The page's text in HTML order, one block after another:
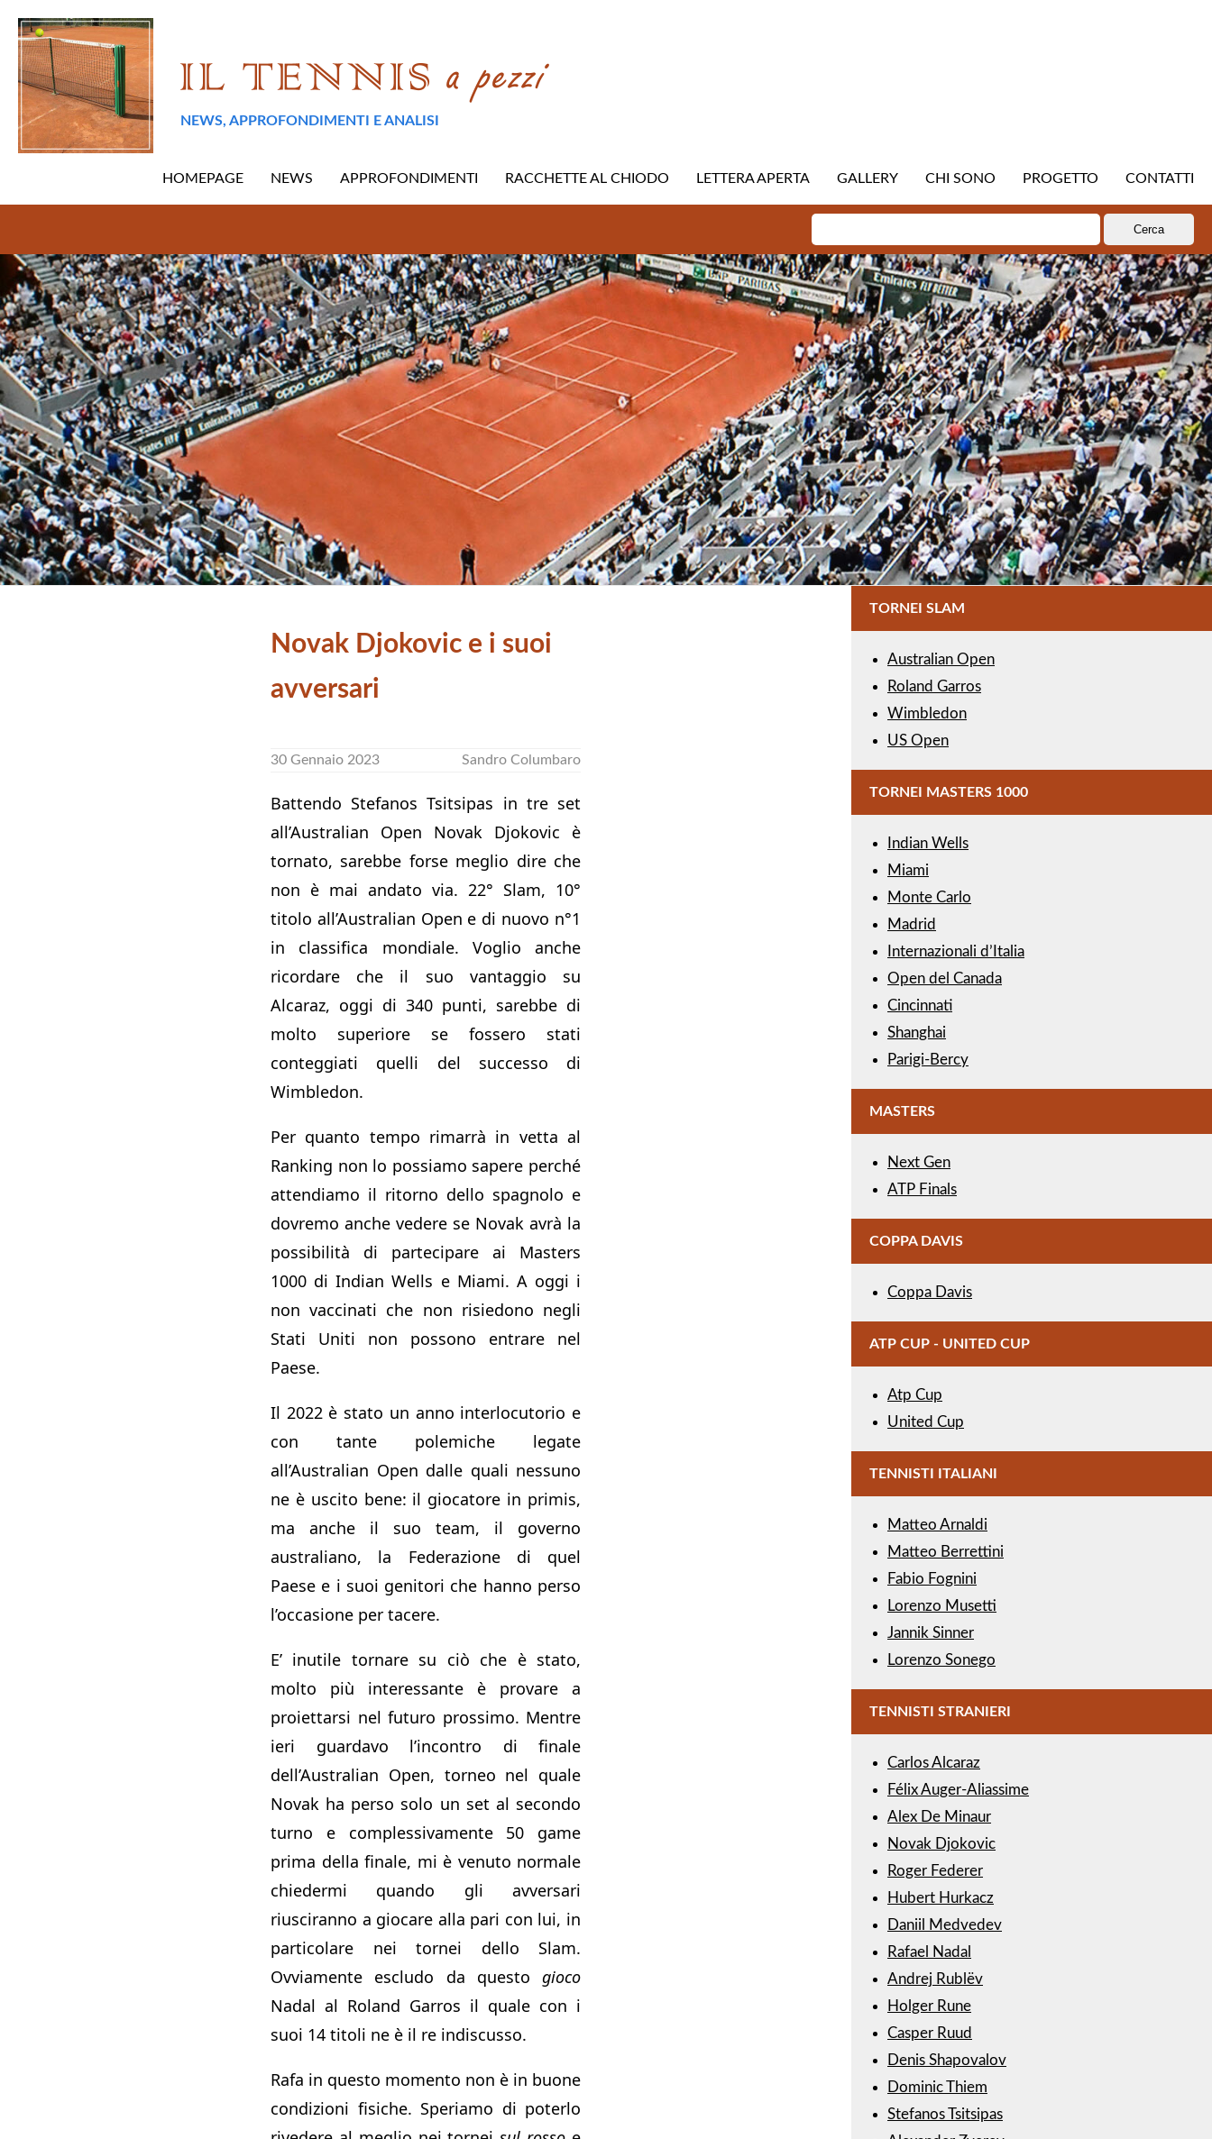
NEWS, APPROFONDIMENTI E ANALISI
HOMEPAGE NEWS APPROFONDIMENTI RACCHETTE AL CHIODO LETTERA APERTA GALLERY CHI SONO PROGETTO CONTATTI
per:
Novak Djokovic e i suoi
avversari
30 Gennaio 2023 Sandro Columbaro
Battendo Stefanos Tsitsipas in tre set
all’Australian Open Novak Djokovic è
tornato, sarebbe forse meglio dire che
non è mai andato via. 22° Slam, 10°
titolo all’Australian Open e di nuovo n°1
in classifica mondiale. Voglio anche
ricordare che il suo vantaggio su
Alcaraz, oggi di 340 punti, sarebbe di
molto superiore se fossero stati
conteggiati quelli del successo di
Wimbledon.
Per quanto tempo rimarrà in vetta al
Ranking non lo possiamo sapere perché
attendiamo il ritorno dello spagnolo e
dovremo anche vedere se Novak avrà la
possibilità di partecipare ai Masters
1000 di Indian Wells e Miami. A oggi i
non vaccinati che non risiedono negli
Stati Uniti non possono entrare nel
Paese.
Il 2022 è stato un anno interlocutorio e
con tante polemiche legate
all’Australian Open dalle quali nessuno
ne è uscito bene: il giocatore in primis,
ma anche il suo team, il governo
australiano, la Federazione di quel
Paese e i suoi genitori che hanno perso
l’occasione per tacere.
E’ inutile tornare su ciò che è stato,
molto più interessante è provare a
proiettarsi nel futuro prossimo. Mentre
ieri guardavo l’incontro di finale
dell’Australian Open, torneo nel quale
Novak ha perso solo un set al secondo
turno e complessivamente 50 game
prima della finale, mi è venuto normale
chiedermi quando gli avversari
riusciranno a giocare alla pari con lui, in
particolare nei tornei dello Slam.
Ovviamente escludo da questo gioco
Nadal al Roland Garros il quale con i
suoi 14 titoli ne è il re indiscusso.
Rafa in questo momento non è in buone
condizioni fisiche. Speriamo di poterlo
TORNEI SLAM
Australian Open
Roland Garros
Wimbledon
US Open
TORNEI MASTERS 1000
Indian Wells
Miami
Monte Carlo
Madrid
Internazionali d’Italia
Open del Canada
Cincinnati
Shanghai
Parigi-Bercy
MASTERS
Next Gen
ATP Finals
COPPA DAVIS
Coppa Davis
ATP CUP - UNITED CUP
Atp Cup
United Cup
TENNISTI ITALIANI
Matteo Arnaldi
Matteo Berrettini
Fabio Fognini
Lorenzo Musetti
Jannik Sinner
Lorenzo Sonego
TENNISTI STRANIERI
Carlos Alcaraz
Félix Auger-Aliassime
Alex De Minaur
Novak Djokovic
Roger Federer
Hubert Hurkacz
Daniil Medvedev
Rafael Nadal
Andrej Rublëv
Holger Rune
Casper Ruud
Denis Shapovalov
Dominic Thiem
Stefanos Tsitsipas